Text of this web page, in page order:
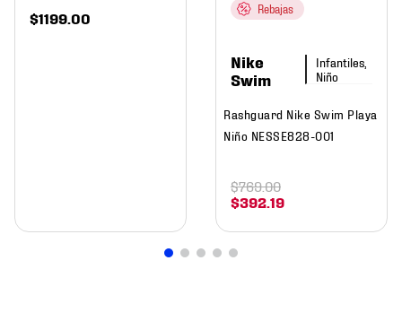
$1199 00
Rebajas
Nike
Swim
Infantiles,
Niño
Rashguard Nike Swim Playa
Niño NESSE828-001
$392 19
$769.00